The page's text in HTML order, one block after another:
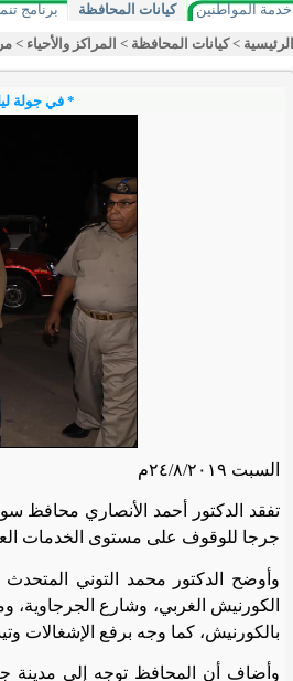
خدمة المواطنين كيانات المحافظة برنامج
الرئيسية >كيانات المحافظة > المراكز والأحياء >
* في جولة
السبت ٢٤/٨/٢٠١٩م
تفقد الدكتور أحمد الأنصاري محافظ
جرجا للوقوف على مستوى الخدمات
وأوضح الدكتور محمد التوني
الكورنيش الغربي، وشارع
بالكورنيش، كما وجه برفع الإشغالات
وأضاف أن المحافظ توجه إلى مدينة